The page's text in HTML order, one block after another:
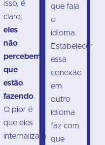
isso, é
claro,
eles
não
percebem
que
estão
fazendo.
O pior é
que eles
internalizam
que fala
o
idioma.
Estabelecer
essa
conexão
em
outro
idioma
faz com
que